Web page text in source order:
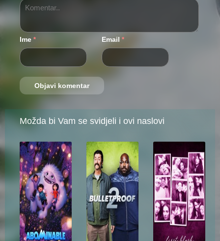
Ime * Email *
Možda bi Vam se svidjeli i ovi naslovi